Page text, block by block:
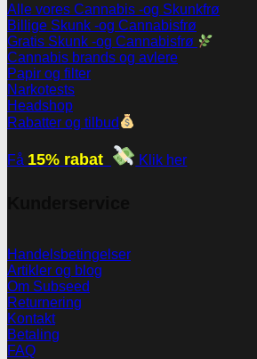
Alle vores Cannabis -og Skunkfrø
Billige Skunk -og Cannabisfrø
Gratis Skunk -og Cannabisfrø
Cannabis brands og avlere
Papir og filter
Narkotests
Headshop
Rabatter og tilbud
Få 15% rabat Klik her
Handelsbetingelser
Artikler og blog
Om Subseed
Returnering
Kontakt
Betaling
FAQ